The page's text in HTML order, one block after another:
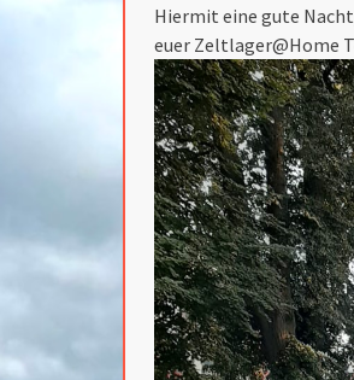
Hiermit eine gute
euer Zeltlager@Home